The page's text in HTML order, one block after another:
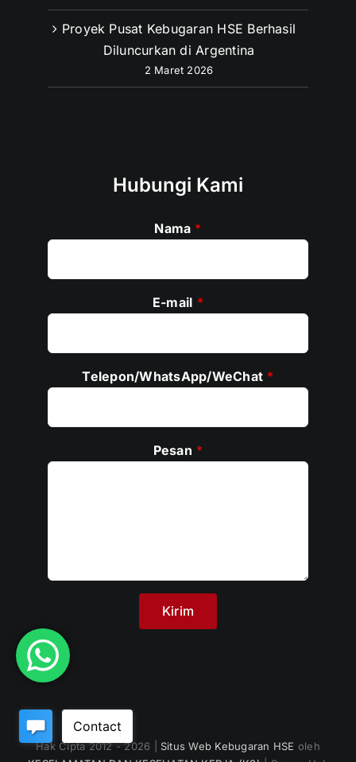
Proyek Pusat Kebugaran HSE Berhasil
Diluncurkan di Argentina
2 Maret 2026
Hubungi Kami
Nama *
E-mail *
Telepon/WhatsApp/WeChat *
Pesan *
Hak Cipta 2012 - 2026 | Situs Web Kebugaran HSE oleh